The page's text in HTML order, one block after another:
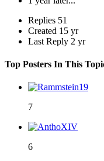
Replies 51
Created 15 yr
Last Reply 2 yr
Top Posters In This
7
6